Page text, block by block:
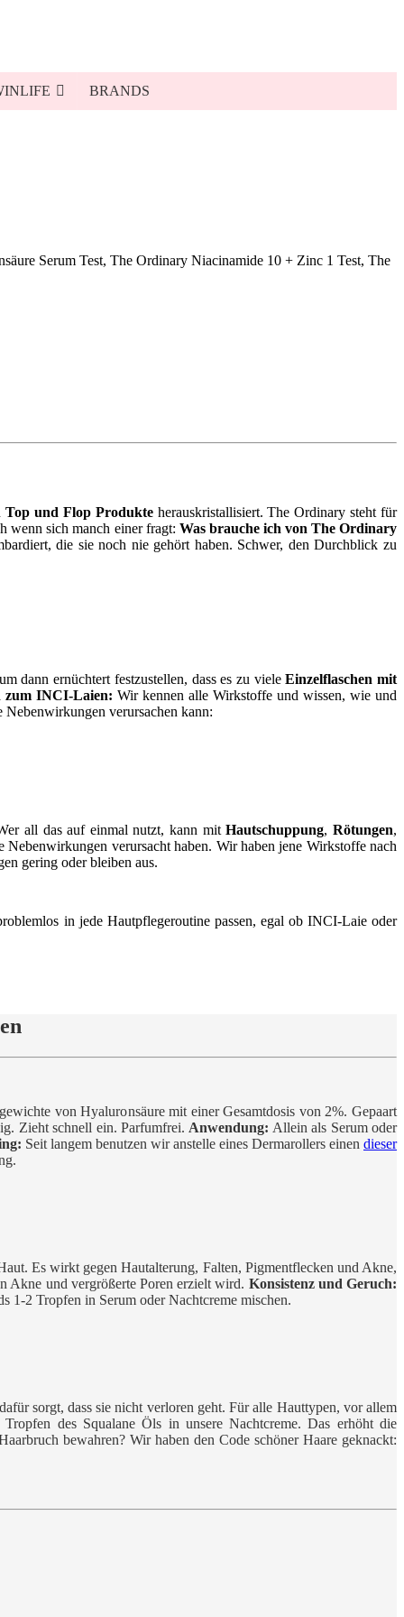
BRANDS
Top und Flop Produkteherauskristallisiert. The Ordinary steht für
wenn sich manch einer fragt: Was brauche ich von The Ordinary
die sie noch nie gehört haben. Schwer, den Durchblick zu
dann ernüchtert festzustellen, dass es zu vieleEinzelflaschen mit
zum INCI-Laien: Wir kennen alle Wirkstoffe und wissen, wie und
verursachen kann:
all das auf einmal nutzt, kann mitHautschuppung,Rötungen,
verursacht haben. Wir haben jene Wirkstoffe nach
gering oder bleiben aus.
in jede Hautpflegeroutine passen, egal ob INCI-Laie oder
von Hyaluronsäure mit einer Gesamtdosis von 2%. Gepaart
Zieht schnell ein. Parfumfrei. Anwendung: Allein als Serum oder
Seit langem benutzen wir anstelle eines Dermarollers einen dieser
Es wirkt gegen Hautalterung, Falten, Pigmentflecken und Akne,
Akne und vergrößerte Poren erzielt wird. Konsistenz und Geruch:
1-2 Tropfen in Serum oder Nachtcreme mischen.
sorgt, dass sie nicht verloren geht. Für alle Hauttypen, vor allem
des Squalane Öls in unsere Nachtcreme. Das erhöht die
bewahren? Wir haben den Code schöner Haare geknackt: